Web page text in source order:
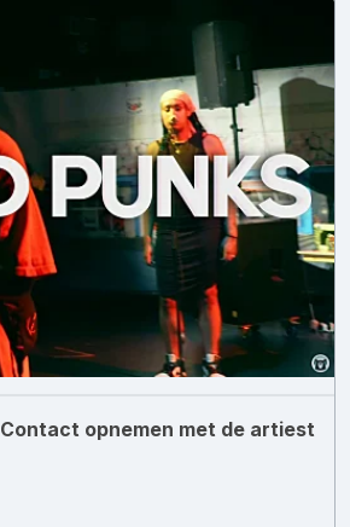
Contact opnemen met de artiest